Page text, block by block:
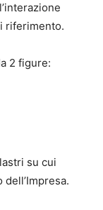
riferimento.
2 figure:
su cui